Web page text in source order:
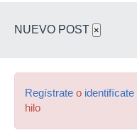
NUEVO POST ×
Regístrate o identifícate
hilo